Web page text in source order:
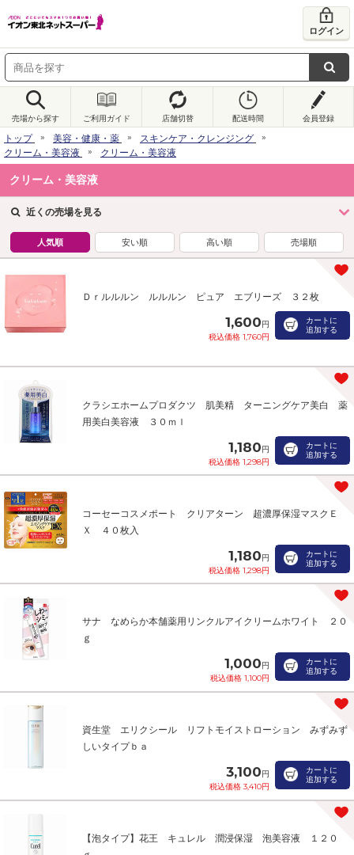
ログイン
売場から探す ご利用ガイド 店舗切替 配送時間 会員登録
トップ 美容・健康・薬
スキンケア・クレンジング
クリーム・美容液
クリーム・美容液
クリーム・美容液
近くの売場を見る
人気順 安い順 高い順 売場順
Ｄｒルルルン ルルルン ピュア エブリーズ ３２枚
1,600円
税込価格 1,760円
カートに
追加する
クラシエホームプロダクツ 肌美精 ターニングケア美白 薬
用美白美容液 ３０ｍｌ
1,180円
税込価格 1,298円
カートに
追加する
コーセーコスメポート クリアターン 超濃厚保湿マスクＥ
Ｘ ４０枚入
1,180円
税込価格 1,298円
カートに
追加する
サナ なめらか本舗薬用リンクルアイクリームホワイト ２０
ｇ
1,000円
税込価格 1,100円
カートに
追加する
資生堂 エリクシール リフトモイストローション みずみず
しいタイプｂａ
3,100円
税込価格 3,410円
カートに
追加する
【泡タイプ】花王 キュレル 潤浸保湿 泡美容液 １２０